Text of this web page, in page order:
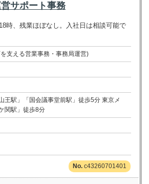
サポート事務
時、残業ほぼなし。入社日は相談可能で
支える営業事務・事務局運営)
王駅」「国会議事堂前駅」徒歩5分 東京メ
関駅」徒歩8分
c43260701401